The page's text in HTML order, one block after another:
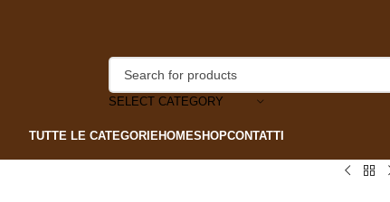
SELECT CATEGORY
TUTTE LE CATEGORIEHOMESHOPCONTATTI